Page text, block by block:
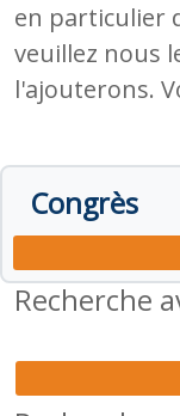
en particulier
veuillez nous
l'ajouterons.
Congrès
Recherche